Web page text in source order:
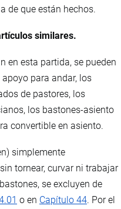
de que están hechos.
similares.
en esta partida, se pueden
para andar, los
de pastores, los
los bastones-asiento
convertible en asiento.
simplemente
tornear, curvar ni trabajar
se excluyen de
o en Capítulo 44. Por el